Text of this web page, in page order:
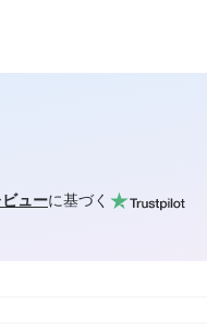
ビューに基づく